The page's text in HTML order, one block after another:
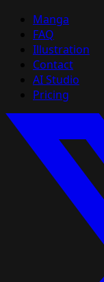
Manga
FAQ
Illustration
Contact
AI Studio
Pricing